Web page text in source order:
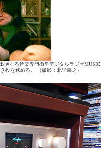
演する音楽専門衛星デジタルラジオ
役を務める。 （撮影：北里義之）